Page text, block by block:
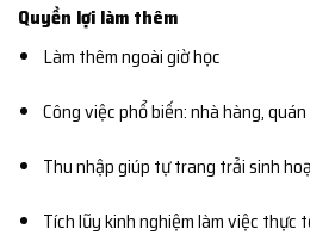
Quyền lợi làm thêm
Làm thêm ngoài giờ học
Công việc phổ biến: nhà hàng,
Thu nhập giúp tự trang trải sinh
Tích lũy kinh nghiệm làm việc thực